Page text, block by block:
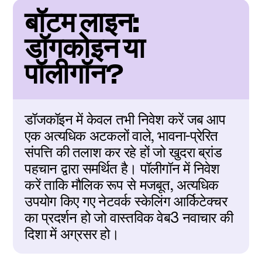
बॉटम लाइन:
डॉगकोइन या
पॉलीगॉन?
डॉजकॉइन में केवल तभी निवेश करें जब आप
एक अत्यधिक अटकलों वाले, भावना-प्रेरित
संपत्ति की तलाश कर रहे हों जो खुदरा ब्रांड
पहचान द्वारा समर्थित है। पॉलीगॉन में निवेश
करें ताकि मौलिक रूप से मजबूत, अत्यधिक
उपयोग किए गए नेटवर्क स्केलिंग आर्किटेक्चर
का प्रदर्शन हो जो वास्तविक वेब3 नवाचार की
दिशा में अग्रसर हो।